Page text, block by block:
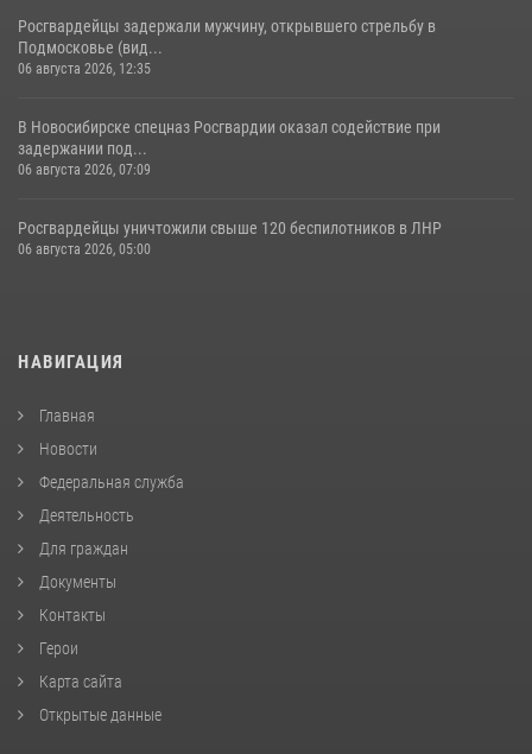
Росгвардейцы задержали мужчину, открывшего стрельбу в
Подмосковье (вид...
06 августа 2026, 12:35
В Новосибирске спецназ Росгвардии оказал содействие при
задержании под...
06 августа 2026, 07:09
Росгвардейцы уничтожили свыше 120 беспилотников в ЛНР
06 августа 2026, 05:00
НАВИГАЦИЯ
Главная
Новости
Федеральная служба
Деятельность
Для граждан
Документы
Контакты
Герои
Карта сайта
Открытые данные